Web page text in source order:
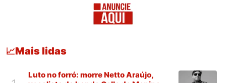
📈Mais lidas
Luto no forró: morre Netto Araújo,